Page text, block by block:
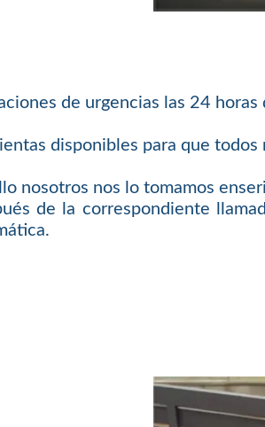
de urgencias las 24 horas
disponibles para que
nosotros nos lo tomamos
de la correspondiente